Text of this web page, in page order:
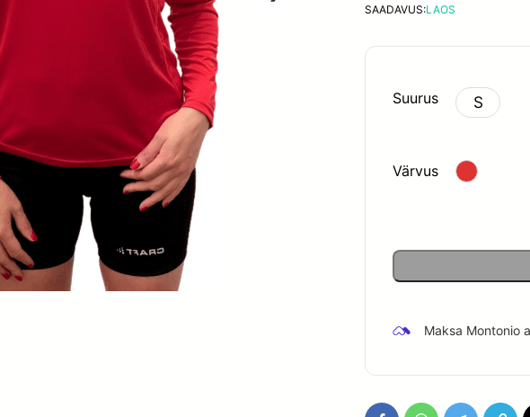
oli:
SAADAVUS:LAOS
Suurus S
Värvus
Maksa Montonio